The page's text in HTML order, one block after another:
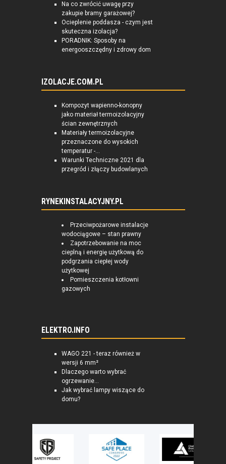
Na co zwrócić uwagę przy
zakupie bramy garażowej?
Ocieplenie poddasza - czym jest
skuteczna izolacja?
PORADNIK: Sposoby na
energooszczędny i zdrowy dom
IZOLACJE.COM.PL
Kompozyt wapienno-konopny
jako materiał termoizolacyjny
ścian zewnętrznych
Materiały termoizolacyjne
przeznaczone do wysokich
temperatur -...
Warunki Techniczne 2021 dla
przegród i złączy budowlanych
RYNEKINSTALACYJNY.PL
Przeciwpożarowe instalacje
wodociągowe – stan prawny
Zapotrzebowanie na moc
cieplną i energię użytkową do
podgrzania ciepłej wody
użytkowej
Pomieszczenia kotłowni
gazowych
ELEKTRO.INFO
WAGO 221 - teraz również w
wersji 6 mm²
Dlaczego warto wybrać
ogrzewanie...
Jak wybrać lampy wiszące do
domu?